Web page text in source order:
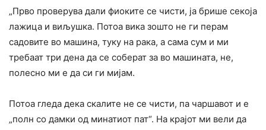
„Прво проверува дали фиоките се чисти, ја брише секоја
лажица и виљушка. Потоа вика зошто не ги перам
садовите во машина, туку на рака, а сама сум и ми
требаат три дена да се соберат за во машината, не,
полесно ми е да си ги мијам.
Потоа гледа дека скалите не се чисти, па чаршавот и е
„полн со дамки од минатиот пат“. На крајот ми вели да